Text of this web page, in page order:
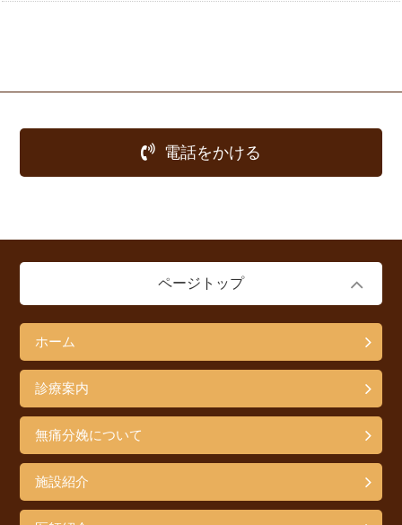
電話をかける
ページトップ
ホーム
診療案内
無痛分娩について
施設紹介